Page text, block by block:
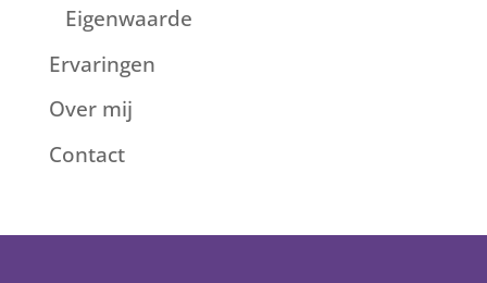
Eigenwaarde
Ervaringen
Over mij
Contact